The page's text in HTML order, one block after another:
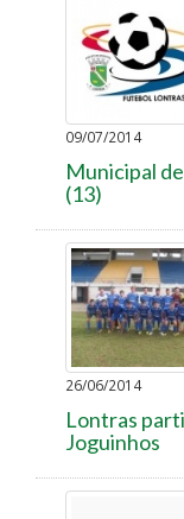
09/07/2014
Municipal
(13)
26/06/2014
Lontras
Joguinhos